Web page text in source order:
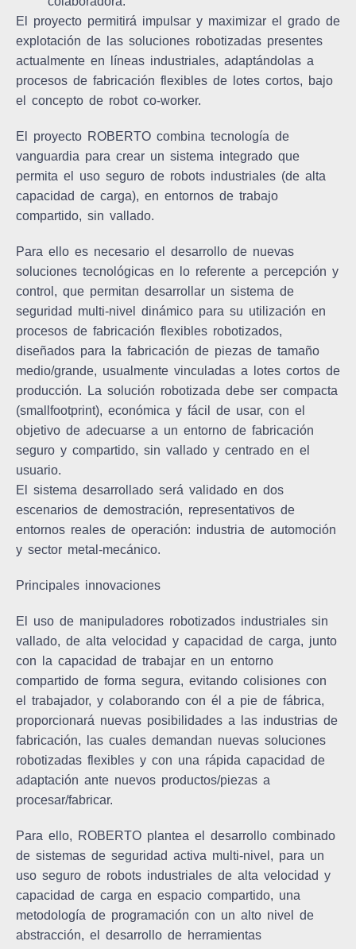
El proyecto permitirá impulsar y maximizar el grado de
explotación de las soluciones robotizadas presentes
actualmente en líneas industriales, adaptándolas a
procesos de fabricación flexibles de lotes cortos, bajo
el concepto de robot co-worker.
El proyecto ROBERTO combina tecnología de
vanguardia para crear un sistema integrado que
permita el uso seguro de robots industriales (de alta
capacidad de carga), en entornos de trabajo
compartido, sin vallado.
Para ello es necesario el desarrollo de nuevas
soluciones tecnológicas en lo referente a percepción y
control, que permitan desarrollar un sistema de
seguridad multi-nivel dinámico para su utilización en
procesos de fabricación flexibles robotizados,
diseñados para la fabricación de piezas de tamaño
medio/grande, usualmente vinculadas a lotes cortos de
producción. La solución robotizada debe ser compacta
(smallfootprint), económica y fácil de usar, con el
objetivo de adecuarse a un entorno de fabricación
seguro y compartido, sin vallado y centrado en el
usuario.
El sistema desarrollado será validado en dos
escenarios de demostración, representativos de
entornos reales de operación: industria de automoción
y sector metal-mecánico.
Principales innovaciones
El uso de manipuladores robotizados industriales sin
vallado, de alta velocidad y capacidad de carga, junto
con la capacidad de trabajar en un entorno
compartido de forma segura, evitando colisiones con
el trabajador, y colaborando con él a pie de fábrica,
proporcionará nuevas posibilidades a las industrias de
fabricación, las cuales demandan nuevas soluciones
robotizadas flexibles y con una rápida capacidad de
adaptación ante nuevos productos/piezas a
procesar/fabricar.
Para ello, ROBERTO plantea el desarrollo combinado
de sistemas de seguridad activa multi-nivel, para un
uso seguro de robots industriales de alta velocidad y
capacidad de carga en espacio compartido, una
metodología de programación con un alto nivel de
abstracción, el desarrollo de herramientas